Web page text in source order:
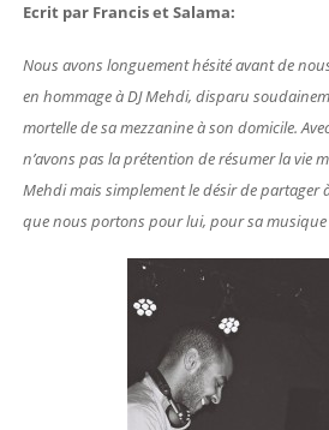
Ecrit par Francis et Salama:
Nous avons longuement hésité avant de
en hommage à DJ Mehdi, disparu
mortelle de sa mezzanine à son domicile.
n’avons pas la prétention de résumer la vie
Mehdimais simplement le désir de partager
que nous portons pour lui, pour sa musique